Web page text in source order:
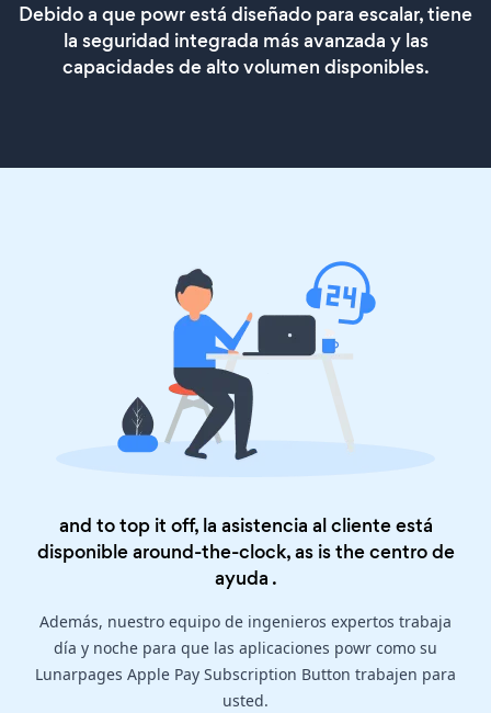
Debido a que powr está diseñado para escalar, tiene
la seguridad integrada más avanzada y las
capacidades de alto volumen disponibles.
and to top it off, la asistencia al cliente está
disponible around-the-clock, as is thecentro de
ayuda .
Además, nuestro equipo de ingenieros expertos trabaja
día y noche para que las aplicaciones powr como su
Lunarpages Apple Pay Subscription Button trabajen para
usted.